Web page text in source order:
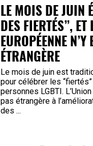
LE MOIS DE JUIN
DES FIERTÉS”, ET
EUROPÉENNE N’Y
ÉTRANGÈRE
Le mois de juin est
pour célébrer les
personnes LGBTI.
pas étrangère à
des ...